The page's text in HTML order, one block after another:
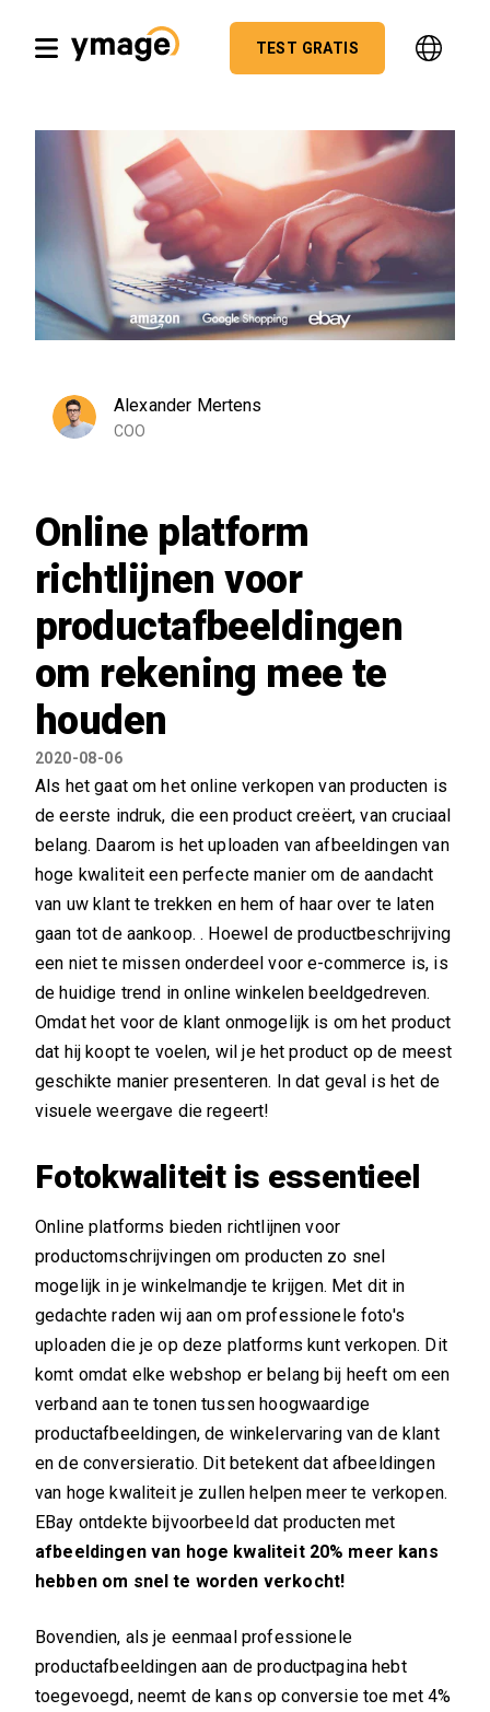
TEST GRATIS
Alexander Mertens
COO
Online platform
richtlijnen voor
productafbeeldingen
om rekening mee te
houden
2020-08-06
Als het gaat om het online verkopen van producten is
de eerste indruk, die een product creëert, van cruciaal
belang. Daarom is het uploaden van afbeeldingen van
hoge kwaliteit een perfecte manier om de aandacht
van uw klant te trekken en hem of haar over te laten
gaan tot de aankoop. . Hoewel de productbeschrijving
een niet te missen onderdeel voor e-commerce is, is
de huidige trend in online winkelen beeldgedreven.
Omdat het voor de klant onmogelijk is om het product
dat hij koopt te voelen, wil je het product op de meest
geschikte manier presenteren. In dat geval is het de
visuele weergave die regeert!
Fotokwaliteit is essentieel
Online platforms bieden richtlijnen voor
productomschrijvingen om producten zo snel
mogelijk in je winkelmandje te krijgen. Met dit in
gedachte raden wij aan om professionele foto's
uploaden die je op deze platforms kunt verkopen. Dit
komt omdat elke webshop er belang bij heeft om een ​​
verband aan te tonen tussen hoogwaardige
productafbeeldingen, de winkelervaring van de klant
en de conversieratio. Dit betekent dat afbeeldingen
van hoge kwaliteit je zullen helpen meer te verkopen.
EBay ontdekte bijvoorbeeld dat producten met
afbeeldingen van hoge kwaliteit 20% meer kans
hebben om snel te worden verkocht!
Bovendien, als je eenmaal professionele
productafbeeldingen aan de productpagina hebt
toegevoegd, neemt de kans op conversie toe met 4%